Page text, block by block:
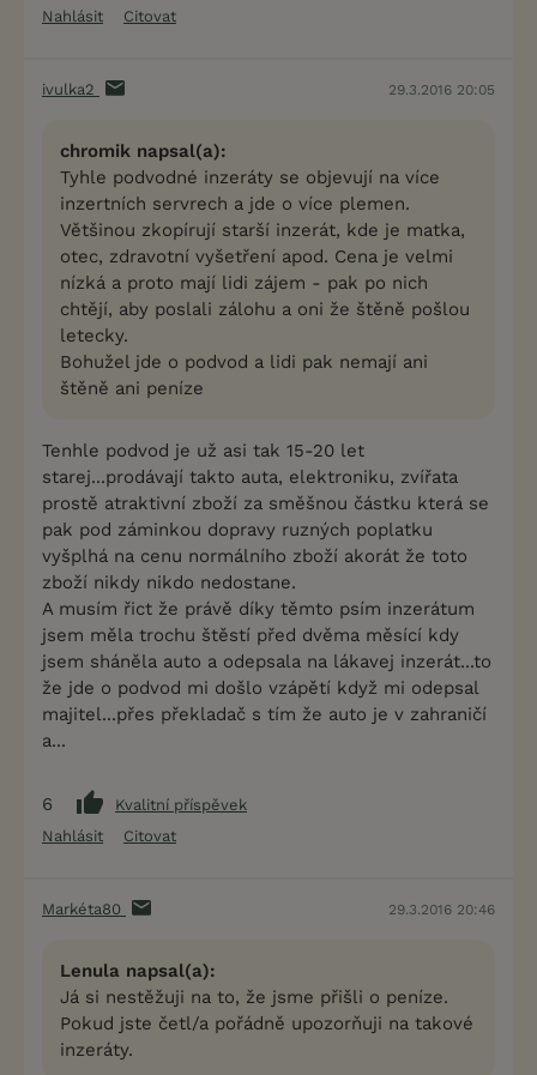
Nahlásit
Citovat
ivulka2 29.3.2016 20:05
chromik napsal(a):
Tyhle podvodné inzeráty se objevují na více
inzertních servrech a jde o více plemen.
Většinou zkopírují starší inzerát, kde je matka,
otec, zdravotní vyšetření apod. Cena je velmi
nízká a proto mají lidi zájem - pak po nich
chtějí, aby poslali zálohu a oni že štěně pošlou
letecky.
Bohužel jde o podvod a lidi pak nemají ani
štěně ani peníze
Tenhle podvod je už asi tak 15-20 let
starej...prodávají takto auta, elektroniku, zvířata
prostě atraktivní zboží za směšnou částku která se
pak pod záminkou dopravy ruzných poplatku
vyšplhá na cenu normálního zboží akorát že toto
zboží nikdy nikdo nedostane.
A musím řict že právě díky těmto psím inzerátum
jsem měla trochu štěstí před dvěma měsící kdy
jsem sháněla auto a odepsala na lákavej inzerát...to
že jde o podvod mi došlo vzápětí když mi odepsal
majitel...přes překladač s tím že auto je v zahraničí
a...
6
Kvalitní příspěvek
Nahlásit
Citovat
Markéta80 29.3.2016 20:46
Lenula napsal(a):
Já si nestěžuji na to, že jsme přišli o peníze.
Pokud jste četl/a pořádně upozorňuji na takové
inzeráty.